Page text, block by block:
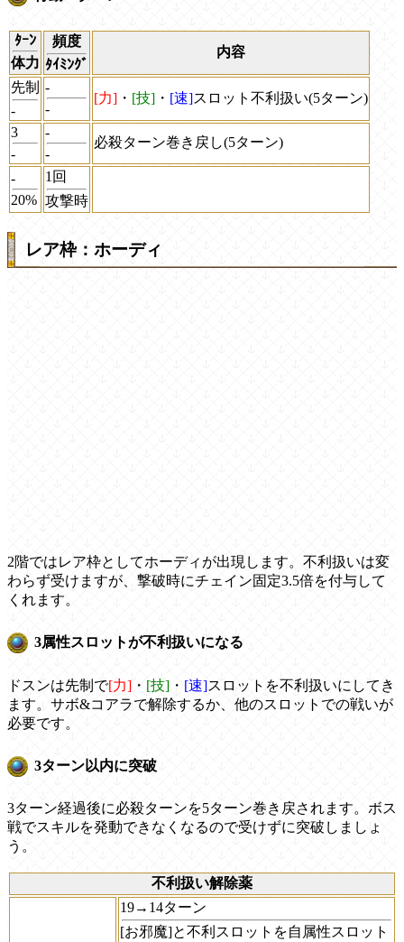
ﾀｰﾝ
体力
頻度
ﾀｲﾐﾝｸﾞ
内容
先制
-
-
-
[力] ・ [技] ・ [速]スロット不利扱い(5ターン)
3
-
-
-
必殺ターン巻き戻し(5ターン)
-
20%
1回
攻撃時
レア枠：ホーディ
2階ではレア枠としてホーディが出現します。不利扱いは変
わらず受けますが、撃破時にチェイン固定3.5倍を付与して
くれます。
3属性スロットが不利扱いになる
ドスンは先制で[力] ・ [技] ・ [速]スロットを不利扱いにしてき
ます。サボ&コアラで解除するか、他のスロットでの戦いが
必要です。
3ターン以内に突破
3ターン経過後に必殺ターンを5ターン巻き戻されます。ボス
戦でスキルを発動できなくなるので受けずに突破しましょ
う。
不利扱い解除薬
19→14ターン
[お邪魔]と不利スロットを自属性スロット